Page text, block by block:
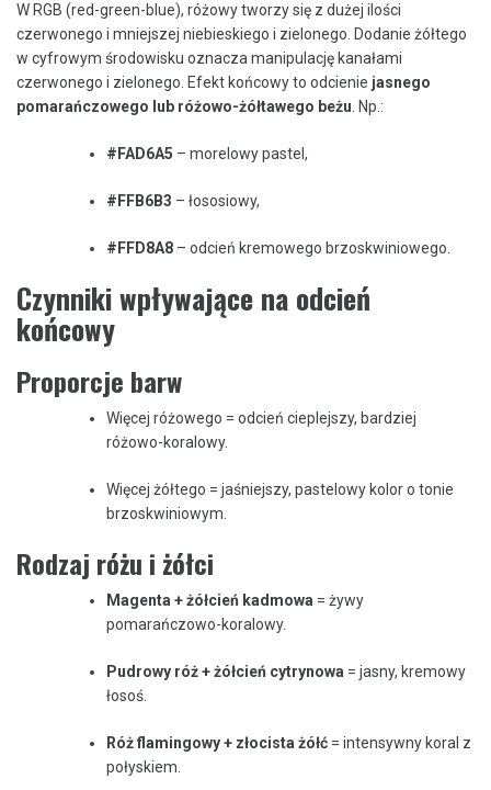
W RGB (red-green-blue), różowy tworzy się z dużej ilości
czerwonego i mniejszej niebieskiego i zielonego. Dodanie żółtego
w cyfrowym środowisku oznacza manipulację kanałami
czerwonego i zielonego. Efekt końcowy to odcienie jasnego
pomarańczowego lub różowo-żółtawego beżu . Np.:
#FAD6A5 – morelowy pastel,
#FFB6B3 – łososiowy,
#FFD8A8 – odcień kremowego brzoskwiniowego.
Czynniki wpływające na odcień
końcowy
Proporcje barw
Więcej różowego = odcień cieplejszy, bardziej
różowo-koralowy.
Więcej żółtego = jaśniejszy, pastelowy kolor o tonie
brzoskwiniowym.
Rodzaj różu i żółci
Magenta + żółcień kadmowa = żywy
pomarańczowo-koralowy.
Pudrowy róż + żółcień cytrynowa = jasny, kremowy
łosoś.
Róż flamingowy + złocista żółć = intensywny koral z
połyskiem.